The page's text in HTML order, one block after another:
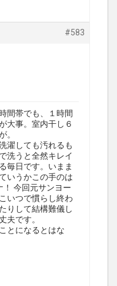
#583
間帯でも、１時間
大事。室内干し６
。
濯しても汚れるも
洗うと全然キレイ
毎日です。いまま
いうかこの手のは
今回元サンヨー
いつで慣らし終わ
りして結構難儀し
夫です。
とになるとはな